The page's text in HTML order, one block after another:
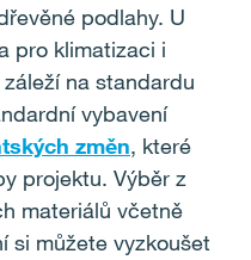
podlahy. U
pro klimatizaci i
na standardu
vybavení
změn, které
projektu. Výběr z
materiálů včetně
si můžete vyzkoušet